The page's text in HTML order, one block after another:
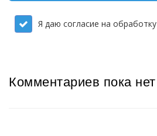
Я даю согласие на обработку
Комментариев пока нет